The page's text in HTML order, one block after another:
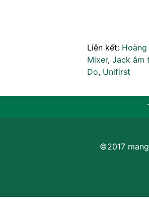
Liên kết: Hoàng
Mixer, Jack âm
Do, Unifirst
©2017